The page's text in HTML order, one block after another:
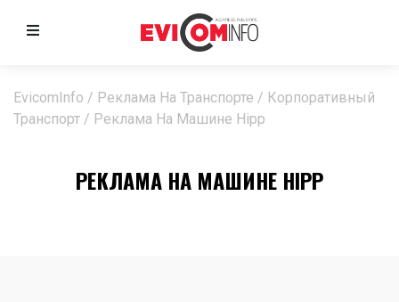
EvicomInfo / Реклама На Транспорте / Корпоративный
Транспорт / Реклама На Машине Hipp
РЕКЛАМА НА МАШИНЕ HIPP